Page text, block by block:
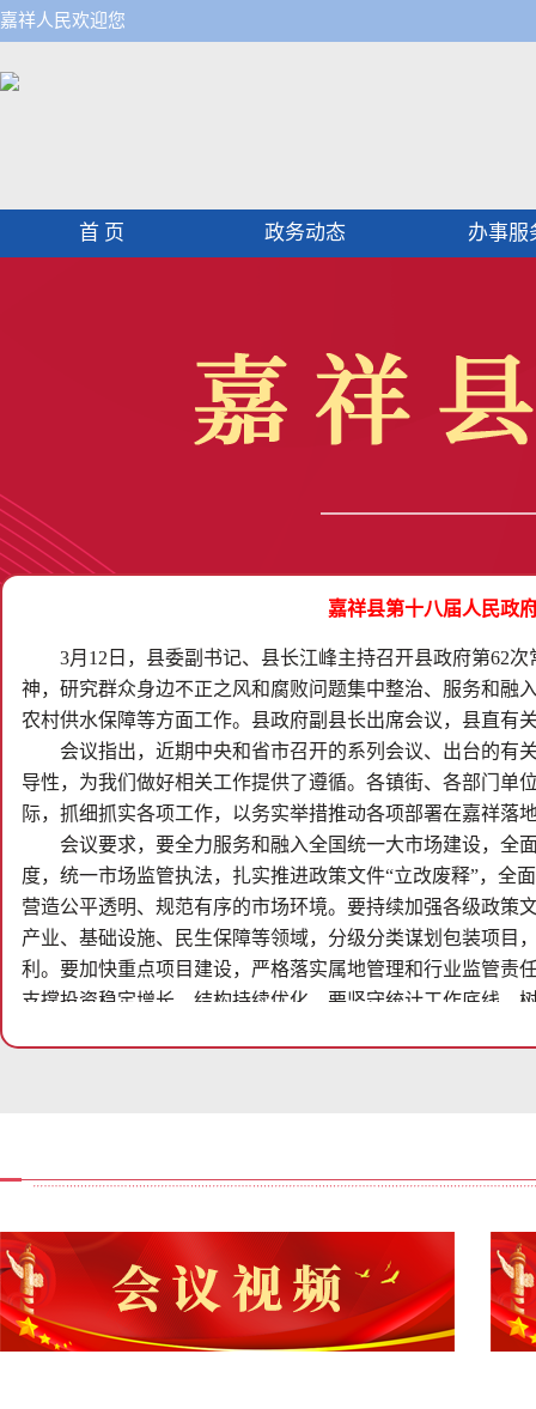
嘉祥人民欢迎您
首 页 政务动态 办事服
嘉祥县第十八届人民政
3月12日，县委副书记、县长江峰主持召开县政府第62
神，研究群众身边不正之风和腐败问题集中整治、服务和融
农村供水保障等方面工作。县政府副县长出席会议，县直有
会议指出，近期中央和省市召开的系列会议、出台的有
导性，为我们做好相关工作提供了遵循。各镇街、各部门单
际，抓细抓实各项工作，以务实举措推动各项部署在嘉祥落
会议要求，要全力服务和融入全国统一大市场建设，全
度，统一市场监管执法，扎实推进政策文件“立改废释”，全
营造公平透明、规范有序的市场环境。要持续加强各级政策
产业、基础设施、民生保障等领域，分级分类谋划包装项目
利。要加快重点项目建设，严格落实属地管理和行业监管责
支撑投资稳定增长、结构持续优化。要坚守统计工作底线，
怀，用心用情办好民生实事，持续开展“我爱我嘉”系列送温
严格遵守法律法规和制度规定，从严抓好审计反馈问题整改
府各项工作在法治轨道上有序推进。
会议还研究了其他事项。